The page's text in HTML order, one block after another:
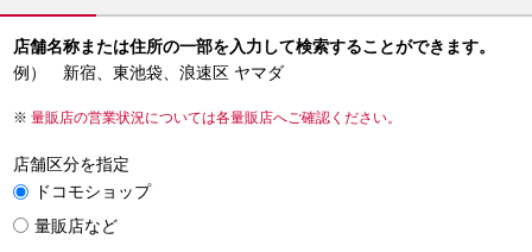
店舗名称または住所の一部を入力して検索することができます。
例） 新宿、東池袋、浪速区 ヤマダ
量販店の営業状況については各量販店へご確認ください。
店舗区分を指定
ドコモショップ
量販店など